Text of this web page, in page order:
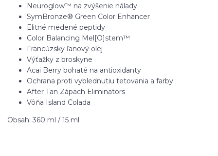
Neuroglow™ na zvýšenie nálady
SymBronze® Green Color Enhancer
Elitné medené peptidy
Color Balancing Mel[O]stem™
Francúzsky ľanový olej
Výťažky z broskyne
Acai Berry bohaté na antioxidanty
Ochrana proti vyblednutiu tetovania a farby
After Tan Zápach Eliminators
Vôňa Island Colada
Obsah: 360 ml / 15 ml